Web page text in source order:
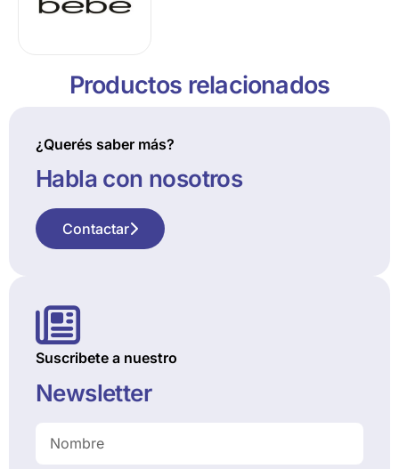
Productos relacionados
¿Querés saber más?
Habla con nosotros
Contactar
Suscribete a nuestro
Newsletter